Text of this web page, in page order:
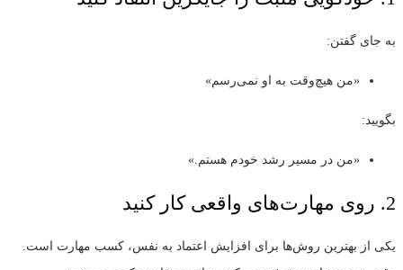
به جای گفتن:
«من هیچ‌وقت به او نمی‌رسم»
بگویید:
«من در مسیر رشد خودم هستم.»
2. روی مهارت‌های واقعی کار کنید
یکی از بهترین روش‌ها برای افزایش اعتماد به نفس، کسب مهارت است.